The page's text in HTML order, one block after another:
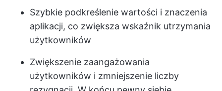
Szybkie podkreślenie wartości i znaczenia
aplikacji, co zwiększa wskaźnik utrzymania
użytkowników
Zwiększenie zaangażowania
użytkowników i zmniejszenie liczby